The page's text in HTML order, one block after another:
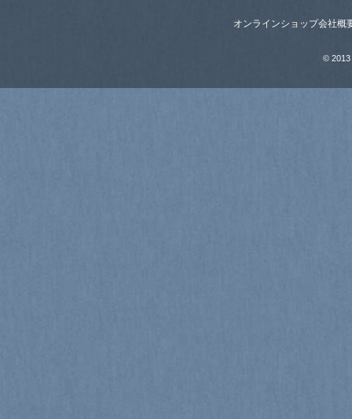
オンラインショップ会社概
© 2013